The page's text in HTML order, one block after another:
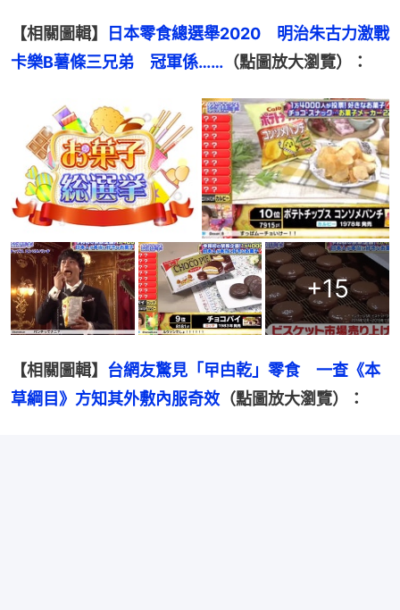
【相關圖輯】
日本零食總選舉2020　明治朱古力激戰
卡樂B薯條三兄弟　冠軍係…… （點圖放大瀏覽）：
+15
【相關圖輯】 台網友驚見「曱甴乾」零食　一查《本
草綱目》方知其外敷內服奇效 （點圖放大瀏覽）：